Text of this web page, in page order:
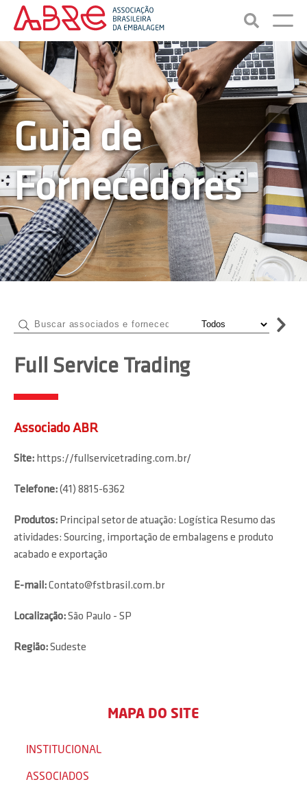
Guia de
Fornecedores
Full Service Trading
Associado ABR
Site: https://fullservicetrading.com.br/
Telefone:(41) 8815-6362
Produtos: Principal setor de atuação: Logística Resumo das
atividades: Sourcing, importação de embalagens e produto
acabado e exportação
E-mail:Contato@fstbrasil.com.br
Localização:São Paulo - SP
Região:Sudeste
MAPA DO SITE
INSTITUCIONAL
ASSOCIADOS